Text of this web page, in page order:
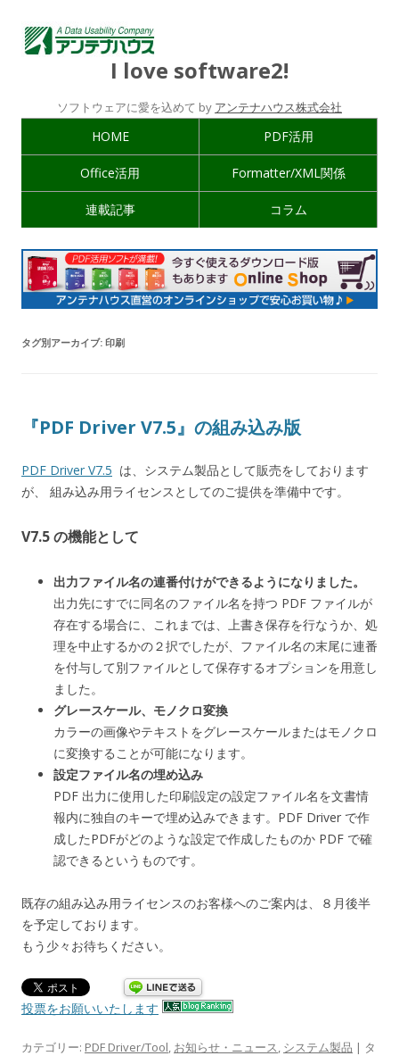
I love software2!
ソフトウェアに愛を込めて by アンテナハウス株式会社
HOME PDF活用
Office活用 Formatter/XML関係
連載記事 コラム
タグ別アーカイブ: 印刷
『PDF Driver V7.5』の組み込み版
PDF Driver V7.5 は、システム製品として販売をしております
が、 組み込み用ライセンスとしてのご提供を準備中です。
V7.5 の機能として
出力ファイル名の連番付けができるようになりました。
出力先にすでに同名のファイル名を持つ PDF ファイルが
存在する場合に、これまでは、上書き保存を行なうか、処
理を中止するかの２択でしたが、ファイル名の末尾に連番
を付与して別ファイルとして保存するオプションを用意し
ました。
グレースケール、モノクロ変換
カラーの画像やテキストをグレースケールまたはモノクロ
に変換することが可能になります。
設定ファイル名の埋め込み
PDF 出力に使用した印刷設定の設定ファイル名を文書情
報内に独自のキーで埋め込みできます。PDF Driver で作
成したPDFがどのような設定で作成したものか PDF で確
認できるというものです。
既存の組み込み用ライセンスのお客様へのご案内は、８月後半
を予定しております。
もう少々お待ちください。
投票をお願いいたします
カテゴリー: PDF Driver/Tool, お知らせ・ニュース, システム製品 | タ